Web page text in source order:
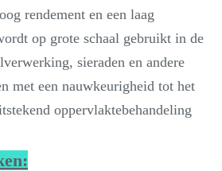
rendement en een laag
op grote schaal gebruikt in de
sieraden en andere
met een nauwkeurigheid tot het
oppervlaktebehandeling